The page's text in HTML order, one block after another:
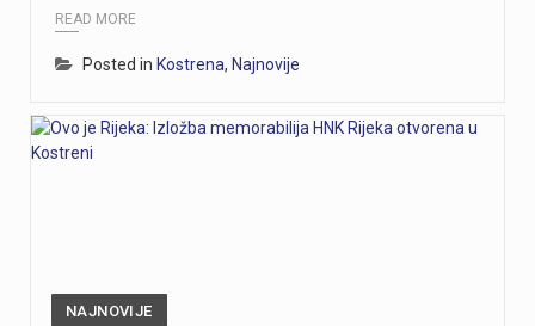
READ MORE
Posted in Kostrena, Najnovije
NAJNOVIJE